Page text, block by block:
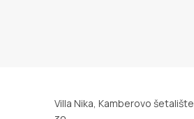
Villa Nika, Kamberovo šetalište